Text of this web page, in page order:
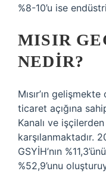
%8-10’u ise
MISIR
NEDIR?
Mısır’ın
ticaret açığına
Kanalı ve
karşılanmaktadır.
GSYİH’nın
%52,9’unu